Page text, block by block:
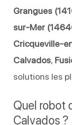
Grangues
sur-Mer
Cricqueville-
Calvados,
solutions les
Quel robot
Calvados ?